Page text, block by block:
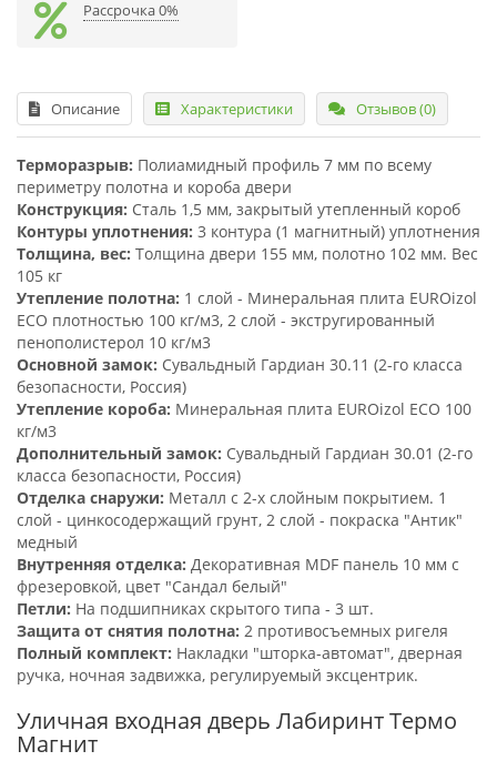
Рассрочка 0%
Описание Характеристики Отзывов (0)
Терморазрыв: Полиамидный профиль 7 мм по всему
периметру полотна и короба двери
Конструкция: Сталь 1,5 мм, закрытый утепленный короб
Контуры уплотнения: 3 контура (1 магнитный) уплотнения
Толщина, вес: Толщина двери 155 мм, полотно 102 мм. Вес
105 кг
Утепление полотна: 1 слой - Минеральная плита EUROizol
ECO плотностью 100 кг/м3, 2 слой - экстругированный
пенополистерол 10 кг/м3
Основной замок: Сувальдный Гардиан 30.11 (2-го класса
безопасности, Россия)
Утепление короба: Минеральная плита EUROizol ECO 100
кг/м3
Дополнительный замок: Сувальдный Гардиан 30.01 (2-го
класса безопасности, Россия)
Отделка снаружи: Металл с 2-х слойным покрытием. 1
слой - цинкосодержащий грунт, 2 слой - покраска "Антик"
медный
Внутренняя отделка: Декоративная MDF панель 10 мм с
фрезеровкой, цвет "Сандал белый"
Петли: На подшипниках скрытого типа - 3 шт.
Защита от снятия полотна: 2 противосъемных ригеля
Полный комплект: Накладки "шторка-автомат", дверная
ручка, ночная задвижка, регулируемый эксцентрик.
Уличная входная дверь Лабиринт Термо
Магнит